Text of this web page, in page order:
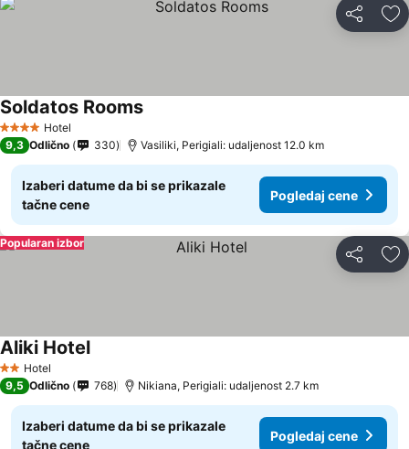
Deli
4 ZvezdiceHotel
Soldatos Rooms
9,3 Odlično 330 Vasiliki, Perigiali: udaljenost 12.0 km
Izaberi datume da bi se prikazale
tačne cene
Pogledaj cene
Deli
Popularan izbor
2 Zvezdice
Hotel
Aliki Hotel
9,5 Odlično 768 Nikiana, Perigiali: udaljenost 2.7 km
Izaberi datume da bi se prikazale
tačne cene
Pogledaj cene